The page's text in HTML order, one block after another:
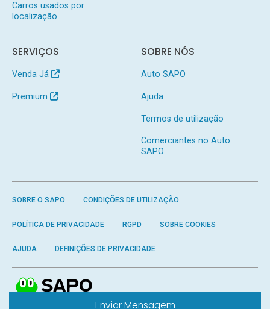
Enviar Mensagem
Carros usados por
localização
SERVIÇOS
Venda Já
Premium
SOBRE NÓS
Auto SAPO
Ajuda
Termos de utilização
Comerciantes no Auto
SAPO
SOBRE O SAPO CONDIÇÕES DE UTILIZAÇÃO
POLÍTICA DE PRIVACIDADE RGPD SOBRE COOKIES
AJUDA DEFINIÇÕES DE PRIVACIDADE